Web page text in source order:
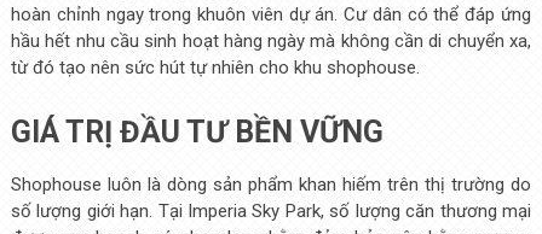
hoàn chỉnh ngay trong khuôn viên dự án. Cư dân có thể đáp ứng
hầu hết nhu cầu sinh hoạt hàng ngày mà không cần di chuyển xa,
từ đó tạo nên sức hút tự nhiên cho khu shophouse.
GIÁ TRỊ ĐẦU TƯ BỀN VỮNG
Shophouse luôn là dòng sản phẩm khan hiếm trên thị trường do
số lượng giới hạn. Tại Imperia Sky Park, số lượng căn thương mại